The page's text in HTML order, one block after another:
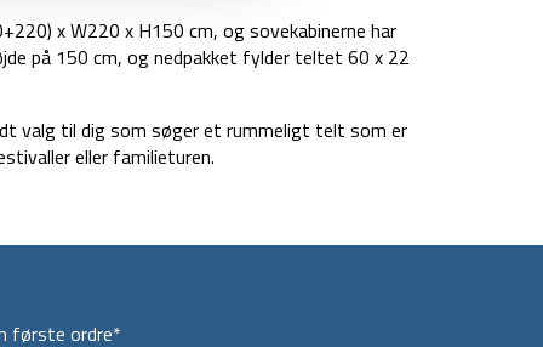
x W220 x H150 cm, og sovekabinerne har
på 150 cm, og nedpakket fylder teltet 60 x 22
valg til dig som søger et rummeligt telt som er
eller familieturen.
første ordre*